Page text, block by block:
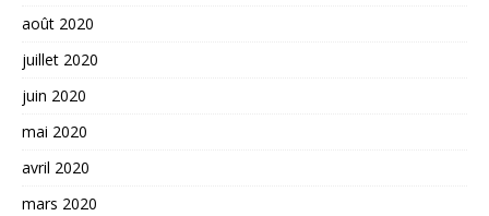
août 2020
juillet 2020
juin 2020
mai 2020
avril 2020
mars 2020